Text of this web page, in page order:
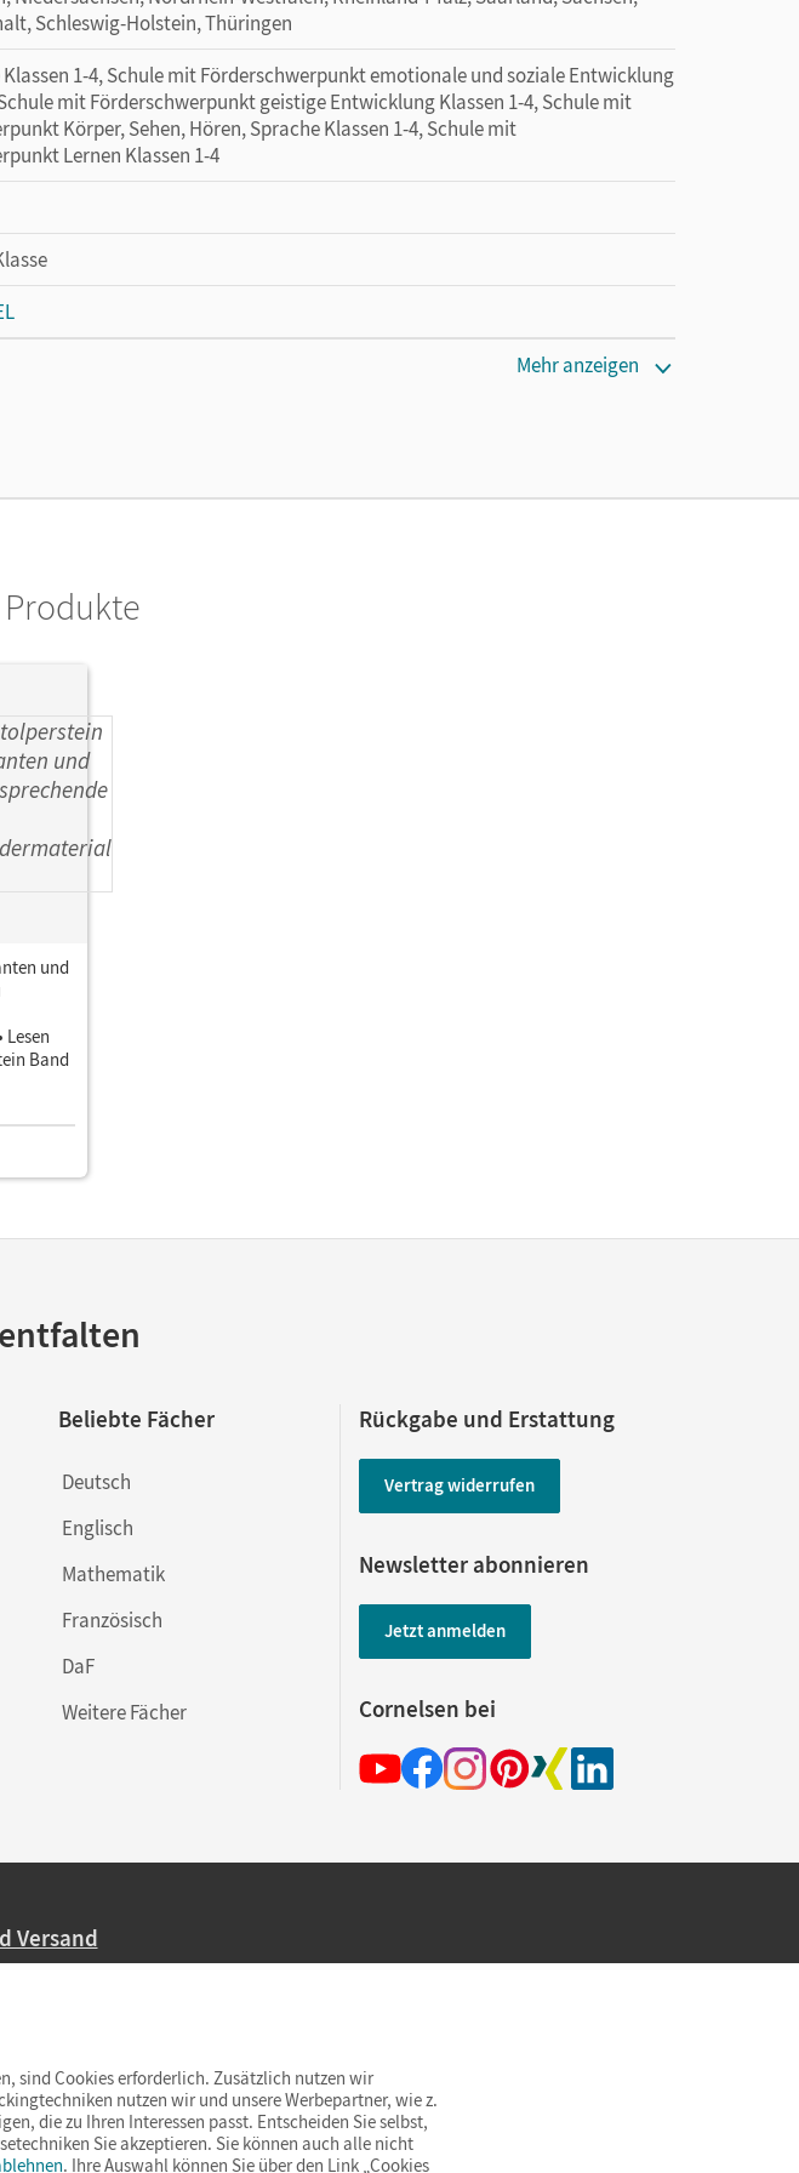
Schleswig-Holstein, Thüringen
1-4, Schule mit Förderschwerpunkt emotionale und soziale Entwicklung
mit Förderschwerpunkt geistige Entwicklung Klassen 1-4, Schule mit
Körper, Sehen, Hören, Sprache Klassen 1-4, Schule mit
Lernen Klassen 1-4
Mehr anzeigen
und
Lesen
Band
Beliebte Fächer
Deutsch
Englisch
Mathematik
Französisch
DaF
Weitere Fächer
Rückgabe und Erstattung
Vertrag widerrufen
Newsletter abonnieren
Jetzt anmelden
Cornelsen bei
Versand
Bestellwert liefern wir versandkostenfrei innerhalb Deutschlands
Tagen).
sind Cookies erforderlich. Zusätzlich nutzen wir
nutzen wir und unsere Werbepartner, wie z.
die zu Ihren Interessen passt. Entscheiden Sie selbst,
Sie akzeptieren. Sie können auch alle nicht
. Ihre Auswahl können Sie über den Link „Cookies